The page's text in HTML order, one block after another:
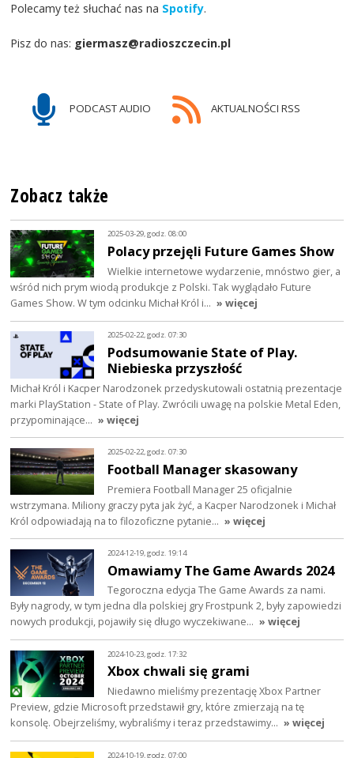
Polecamy też słuchać nas na Spotify.
Pisz do nas: giermasz@radioszczecin.pl
PODCAST AUDIO AKTUALNOŚCI RSS
Zobacz także
2025-03-29, godz. 08:00
Polacy przejęli Future Games Show
Wielkie internetowe wydarzenie, mnóstwo gier, a
wśród nich prym wiodą produkcje z Polski. Tak wyglądało Future
Games Show. W tym odcinku Michał Król i… » więcej
2025-02-22, godz. 07:30
Podsumowanie State of Play.
Niebieska przyszłość
Michał Król i Kacper Narodzonek przedyskutowali ostatnią prezentacje
marki PlayStation - State of Play. Zwrócili uwagę na polskie Metal Eden,
przypominające… » więcej
2025-02-22, godz. 07:30
Football Manager skasowany
Premiera Football Manager 25 oficjalnie
wstrzymana. Miliony graczy pyta jak żyć, a Kacper Narodzonek i Michał
Król odpowiadają na to filozoficzne pytanie… » więcej
2024-12-19, godz. 19:14
Omawiamy The Game Awards 2024
Tegoroczna edycja The Game Awards za nami.
Były nagrody, w tym jedna dla polskiej gry Frostpunk 2, były zapowiedzi
nowych produkcji, pojawiły się długo wyczekiwane… » więcej
2024-10-23, godz. 17:32
Xbox chwali się grami
Niedawno mieliśmy prezentację Xbox Partner
Preview, gdzie Microsoft przedstawił gry, które zmierzają na tę
konsolę. Obejrzeliśmy, wybraliśmy i teraz przedstawimy… » więcej
2024-10-19, godz. 07:00